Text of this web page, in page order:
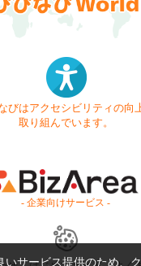
びはアクセシビリティの向
取り組んでいます。
- 企業向けサービス -
いサービス提供のため、